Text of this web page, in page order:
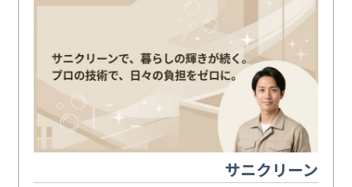
サニクリーン